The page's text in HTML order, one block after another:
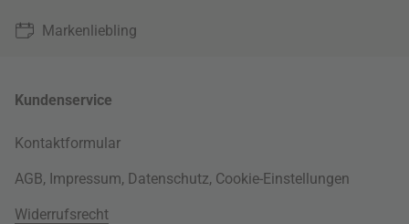
Markenliebling
Kundenservice
Kontaktformular
AGB, Impressum, Datenschutz, Cookie-Einstellungen
Widerrufsrecht